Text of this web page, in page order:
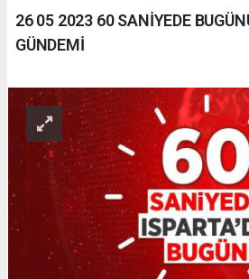
26 05 2023 60 SANİYEDE
GÜNDEMİ